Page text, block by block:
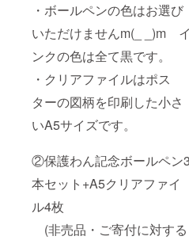
・ボールペンの色はお選び
いただけませんm(_ _)m イ
ンクの色は全て黒です。
・クリアファイルはポス
ターの図柄を印刷した小さ
いA5サイズです。
②保護わん記念ボールペン3
本セット+A5クリアファイ
ル4枚
(非売品・ご寄付に対する